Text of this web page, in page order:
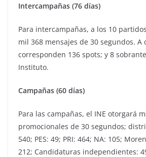
Intercampañas (76 días)
Para intercampañas, a los 10
mil 368 mensajes de 30 segundos. A
corresponden 136 spots; y 8
Instituto.
Campañas (60 días)
Para las campañas, el INE otorgará
promocionales de 30 segundos;
540; PES: 49; PRI: 464; NA: 105;
212; Candidaturas independientes: